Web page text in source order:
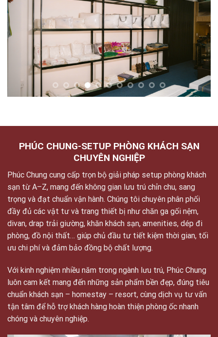
PHÚC CHUNG-SETUP PHÒNG KHÁCH SẠN
CHUYÊN NGHIỆP
Phúc Chung cung cấp trọn bộ giải pháp setup phòng khách
sạn từ A–Z, mang đến không gian lưu trú chỉn chu, sang
trọng và đạt chuẩn vận hành. Chúng tôi chuyên phân phối
đầy đủ các vật tư và trang thiết bị như chăn ga gối nệm,
divan, drap trải giường, khăn khách sạn, amenities, dép đi
phòng, đồ nội thất… giúp chủ đầu tư tiết kiệm thời gian, tối
ưu chi phí và đảm bảo đồng bộ chất lượng.
Với kinh nghiệm nhiều năm trong ngành lưu trú, Phúc Chung
luôn cam kết mang đến những sản phẩm bền đẹp, đúng tiêu
chuẩn khách sạn – homestay – resort, cùng dịch vụ tư vấn
tận tâm để hỗ trợ khách hàng hoàn thiện phòng ốc nhanh
chóng và chuyên nghiệp.